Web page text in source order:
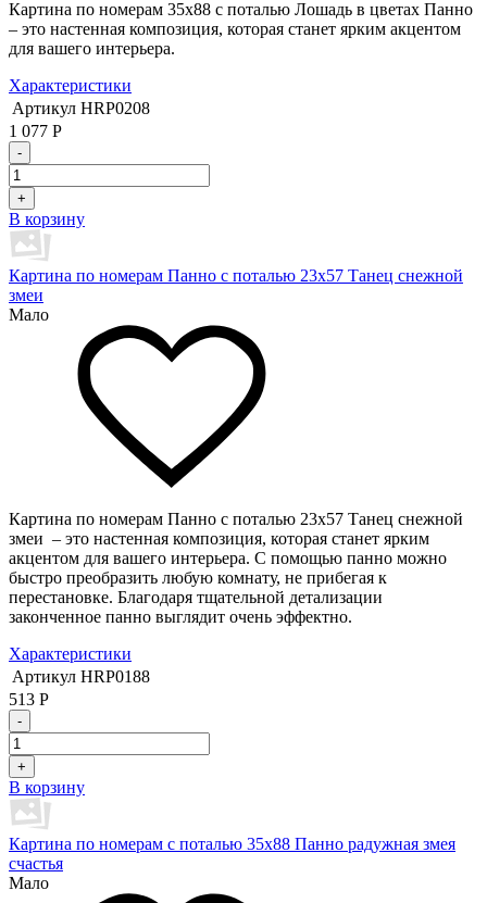
Картина по номерам 35х88 с поталью Лошадь в цветах Панно
– это настенная композиция, которая станет ярким акцентом
для вашего интерьера.
Характеристики
Артикул HRP0208
1 077 Р
-
+
В корзину
Картина по номерам Панно с поталью 23х57 Танец снежной
змеи
Мало
Картина по номерам Панно с поталью 23х57 Танец снежной
змеи – это настенная композиция, которая станет ярким
акцентом для вашего интерьера. С помощью панно можно
быстро преобразить любую комнату, не прибегая к
перестановке. Благодаря тщательной детализации
законченное панно выглядит очень эффектно.
Характеристики
Артикул HRP0188
513 Р
-
+
В корзину
Картина по номерам с поталью 35х88 Панно радужная змея
счастья
Мало